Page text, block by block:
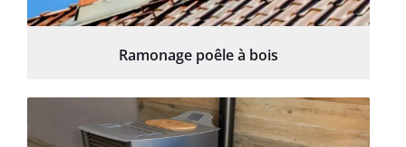
Ramonage poêle à bois